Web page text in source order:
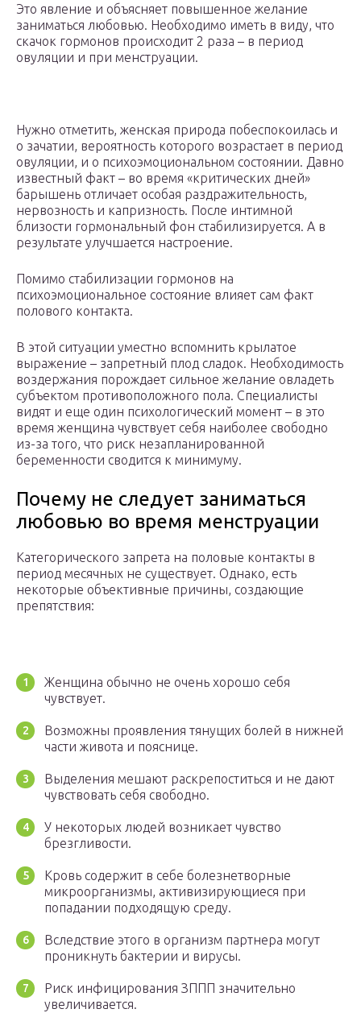
Это явление и объясняет повышенное желание
заниматься любовью. Необходимо иметь в виду, что
скачок гормонов происходит 2 раза – в период
овуляции и при менструации.
Нужно отметить, женская природа побеспокоилась и
о зачатии, вероятность которого возрастает в период
овуляции, и о психоэмоциональном состоянии. Давно
известный факт – во время «критических дней»
барышень отличает особая раздражительность,
нервозность и капризность. После интимной
близости гормональный фон стабилизируется. А в
результате улучшается настроение.
Помимо стабилизации гормонов на
психоэмоциональное состояние влияет сам факт
полового контакта.
В этой ситуации уместно вспомнить крылатое
выражение – запретный плод сладок. Необходимость
воздержания порождает сильное желание овладеть
субъектом противоположного пола. Специалисты
видят и еще один психологический момент – в это
время женщина чувствует себя наиболее свободно
из-за того, что риск незапланированной
беременности сводится к минимуму.
Почему не следует заниматься
любовью во время менструации
Категорического запрета на половые контакты в
период месячных не существует. Однако, есть
некоторые объективные причины, создающие
препятствия:
Женщина обычно не очень хорошо себя
чувствует.
Возможны проявления тянущих болей в нижней
части живота и пояснице.
Выделения мешают раскрепоститься и не дают
чувствовать себя свободно.
У некоторых людей возникает чувство
брезгливости.
Кровь содержит в себе болезнетворные
микроорганизмы, активизирующиеся при
попадании подходящую среду.
Вследствие этого в организм партнера могут
проникнуть бактерии и вирусы.
Риск инфицирования ЗППП значительно
увеличивается.